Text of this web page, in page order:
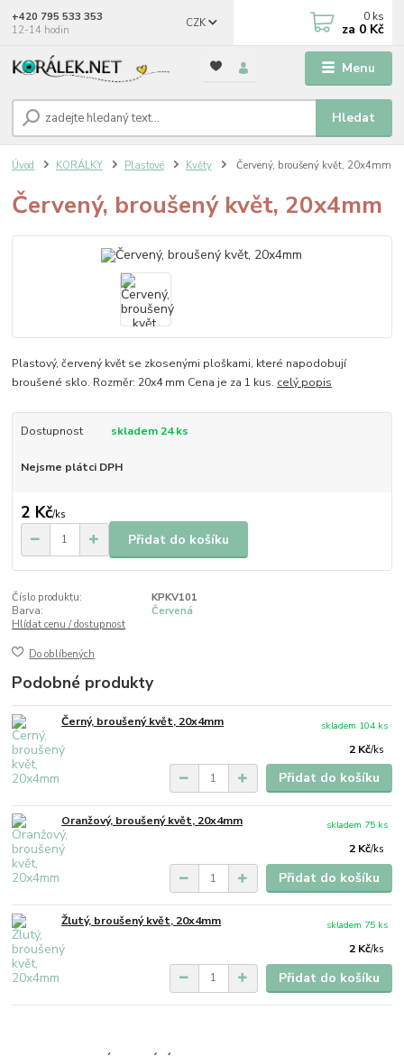
Menu
CZK
Hledat
+420 795 533 353
12-14 hodin
0 ks
za 0 Kč
Úvod KORÁLKY Plastové Květy Červený, broušený květ, 20x4mm
Červený, broušený květ, 20x4mm
Plastový, červený květ se zkosenými ploškami, které napodobují
broušené sklo. Rozměr: 20x4 mm Cena je za 1 kus. celý popis
Dostupnost skladem 24 ks
Nejsme plátci DPH
2 Kč/ks
Přidat do košíku
Číslo produktu:
KPKV101
Barva:
Červená
Hlídat cenu / dostupnost
Do oblíbených
Podobné produkty
Černý, broušený květ, 20x4mm
2 Kč/ks
skladem 104 ks
Přidat do košíku
Oranžový, broušený květ, 20x4mm
2 Kč/ks
skladem 75 ks
Přidat do košíku
Žlutý, broušený květ, 20x4mm
2 Kč/ks
skladem 75 ks
Přidat do košíku